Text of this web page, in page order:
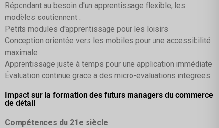
Répondant au besoin d'un apprentissage flexible, les
modèles soutiennent :
Petits modules d'apprentissage pour les loisirs
Conception orientée vers les mobiles pour une accessibilité
maximale
Apprentissage juste à temps pour une application immédiate
Évaluation continue grâce à des micro-évaluations intégrées
Impact sur la formation des futurs managers du commerce
de détail
Compétences du 21e siècle